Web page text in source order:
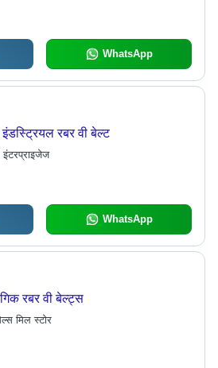
WhatsApp
रबर वी बेल्ट
इंटरप्राइजेज
WhatsApp
रबर वी बेल्ट्स
मिल स्टोर